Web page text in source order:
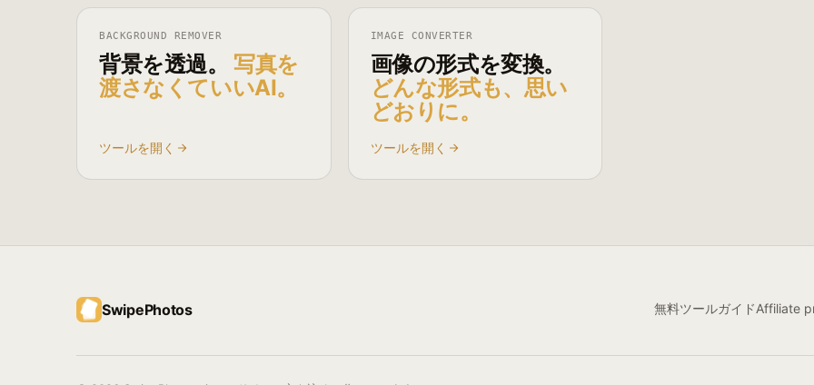
BACKGROUND REMOVER
背景を透過。
写真を
渡さなくていいAI。
ツールを開く
IMAGE CONVERTER
画像の形式を変換。
どんな形式も、思い
どおりに。
ツールを開く
SwipePhotos 無料ツールガイドAffiliate